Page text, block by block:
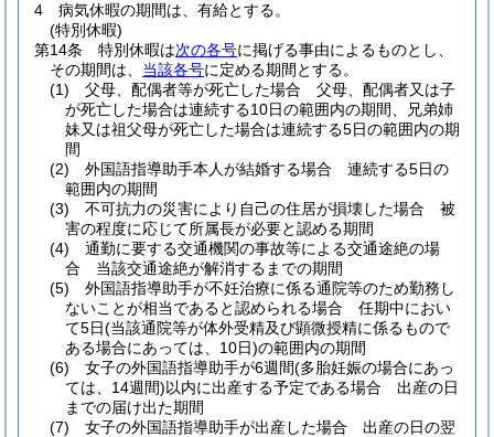
4
病気休暇の期間は、有給とする。
(特別休暇)
第14条
特別休暇は次の各号に掲げる事由によるものとし、
その期間は、 当該各号に定める期間とする。
(1)
父母、配偶者等が死亡した場合 父母、配偶者又は子
が死亡した場合は連続する10日の範囲内の期間、兄弟姉
妹又は祖父母が死亡した場合は連続する5日の範囲内の期
間
(2)
外国語指導助手本人が結婚する場合 連続する5日の
範囲内の期間
(3)
不可抗力の災害により自己の住居が損壊した場合 被
害の程度に応じて所属長が必要と認める期間
(4)
通勤に要する交通機関の事故等による交通途絶の場
合 当該交通途絶が解消するまでの期間
(5)
外国語指導助手が不妊治療に係る通院等のため勤務し
ないことが相当であると認められる場合 任期中におい
て5日(当該通院等が体外受精及び顕微授精に係るもので
ある場合にあっては、10日)の範囲内の期間
(6)
女子の外国語指導助手が6週間(多胎妊娠の場合にあっ
ては、14週間)以内に出産する予定である場合 出産の日
までの届け出た期間
(7)
女子の外国語指導助手が出産した場合 出産の日の翌